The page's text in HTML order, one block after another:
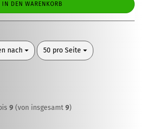
IN DEN WARENKORB
nach
nach 50 pro Seite
pro Seite
9(von insgesamt 9)